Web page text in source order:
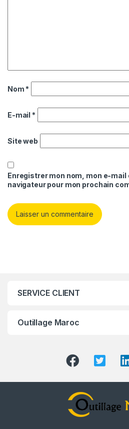
Nom *
E-mail *
Site web
Enregistrer mon nom, mon e-mail
navigateur pour mon prochain
SERVICE CLIENT
Outillage Maroc